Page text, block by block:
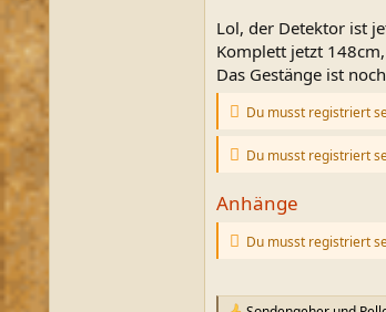
Lol, der Detektor ist
Komplett jetzt
Das Gestänge ist
Du musst registriert
Du musst registriert
Anhänge
Du musst registriert